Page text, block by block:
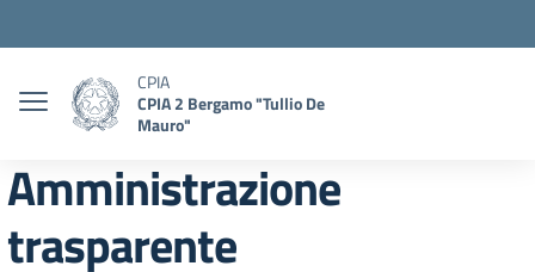
CPIA
CPIA 2 Bergamo "Tullio De
Mauro"
Amministrazione
trasparente